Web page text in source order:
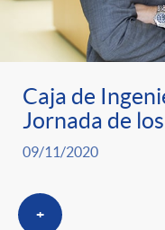
r
a
S
n
p
e
n
l
i
c
a
Caja de
Jornada de
09/11/2020
+